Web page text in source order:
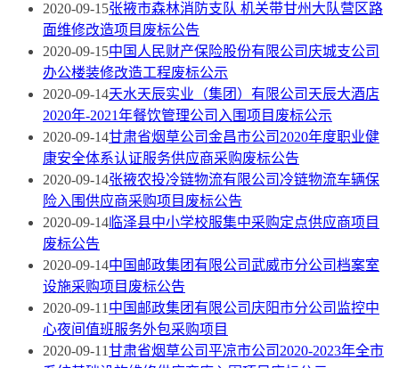
2020-09-15张掖市森林消防支队 机关带甘州大队营区路
面维修改造项目废标公告
2020-09-15中国人民财产保险股份有限公司庆城支公司
办公楼装修改造工程废标公示
2020-09-14天水天辰实业（集团）有限公司天辰大酒店
2020年-2021年餐饮管理公司入围项目废标公示
2020-09-14甘肃省烟草公司金昌市公司2020年度职业健
康安全体系认证服务供应商采购废标公告
2020-09-14张掖农投冷链物流有限公司冷链物流车辆保
险入围供应商采购项目废标公告
2020-09-14临泽县中小学校服集中采购定点供应商项目
废标公告
2020-09-14中国邮政集团有限公司武威市分公司档案室
设施采购项目废标公告
2020-09-11中国邮政集团有限公司庆阳市分公司监控中
心夜间值班服务外包采购项目
2020-09-11甘肃省烟草公司平凉市公司2020-2023年全市